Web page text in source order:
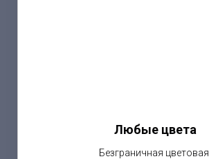
Любые цвета
Безграничная цветовая